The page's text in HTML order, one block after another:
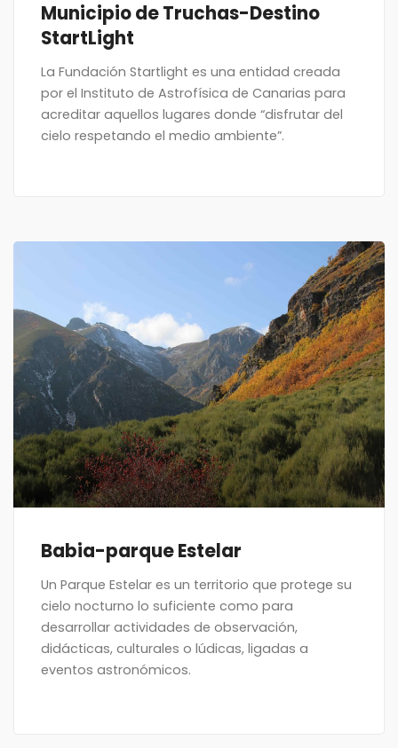
Municipio de Truchas-Destino
StartLight
La Fundación Startlight es una entidad creada
por el Instituto de Astrofísica de Canarias para
acreditar aquellos lugares donde “disfrutar del
cielo respetando el medio ambiente”.
Babia-parque Estelar
Un Parque Estelar es un territorio que protege su
cielo nocturno lo suficiente como para
desarrollar actividades de observación,
didácticas, culturales o lúdicas, ligadas a
eventos astronómicos.